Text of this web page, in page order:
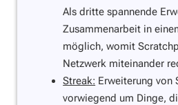
Als dritte spannende
Zusammenarbeit in
möglich, womit
Netzwerk miteinander
Streak: Erweiterung von
vorwiegend um Dinge,